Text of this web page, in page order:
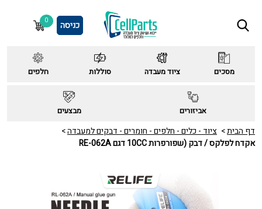
כניסה 0
מסכים ציוד מעבדה סוללות חלפים
אביזורים מבצעים
דף הבית
ציוד - כלים - חלפים - חומרים - דבקים למעבדה
אקדח לפלקס / דבק (שפורפרות 10CC דגם RE-062A